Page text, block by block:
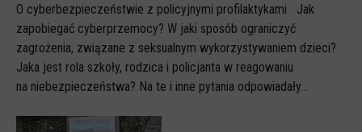
O cyberbezpieczeństwie z policyjnymi profilaktykami Jak
zapobiegać cyberprzemocy? W jaki sposób ograniczyć
zagrożenia, związane z seksualnym wykorzystywaniem dzieci?
Jaka jest rola szkoły, rodzica i policjanta w reagowaniu
na niebezpieczeństwa? Na te i inne pytania odpowiadały...
Badania i raporty
Gry
Nasze gry
LARP o dezinformacji "Koryntia"
Gra karciana o deinformacji "Dezinfo"